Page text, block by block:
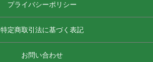
プライバシーポリシー
特定商取引法に基づく表記
お問い合わせ